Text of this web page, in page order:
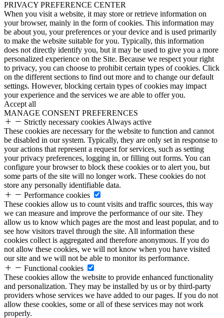
PRIVACY PREFERENCE CENTER
When you visit a website, it may store or retrieve information on
your browser, mainly in the form of cookies. This information may
be about you, your preferences or your device and is used primarily
to make the website suitable for you. Typically, this information
does not directly identify you, but it may be used to give you a more
personalized experience on the Site. Because we respect your right
to privacy, you can choose to prohibit certain types of cookies. Click
on the different sections to find out more and to change our default
settings. However, blocking certain types of cookies may impact
your experience and the services we are able to offer you.
Accept all
MANAGE CONSENT PREFERENCES
Strictly necessary cookies Always active
These cookies are necessary for the website to function and cannot
be disabled in our system. Typically, they are only set in response to
your actions that represent a request for services, such as setting
your privacy preferences, logging in, or filling out forms. You can
configure your browser to block these cookies or to alert you, but
some parts of the site will no longer work. These cookies do not
store any personally identifiable data.
Performance cookies
These cookies allow us to count visits and traffic sources, this way
we can measure and improve the performance of our site. They
allow us to know which pages are the most and least popular, and to
see how visitors travel through the site. All information these
cookies collect is aggregated and therefore anonymous. If you do
not allow these cookies, we will not know when you have visited
our site and we will not be able to monitor its performance.
Functional cookies
These cookies allow the website to provide enhanced functionality
and personalization. They may be installed by us or by third-party
providers whose services we have added to our pages. If you do not
allow these cookies, some or all of these services may not work
properly.